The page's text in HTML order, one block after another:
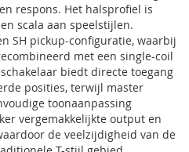
respons. Het halsprofiel is
scala aan speelstijlen.
SH pickup-configuratie, waarbij
met een single-coil
biedt directe toegang
posities, terwijl master
toonaanpassing
vergemakkelijkte output en
de veelzijdigheid van de